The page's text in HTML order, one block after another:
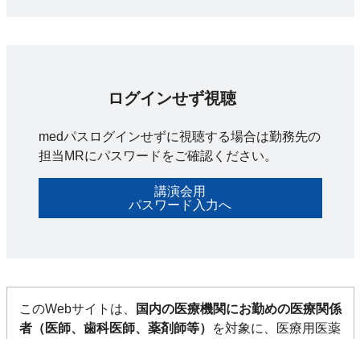
ログインせず視聴
medパスログインせずに視聴する場合は勤務先の
担当MRにパスワードをご確認ください。
講演会用
パスワード入力へ
このWebサイトは、
国内の医療機関にお勤めの医療関係
者（医師、歯科医師、薬剤師等）
を対象に、医療用医薬